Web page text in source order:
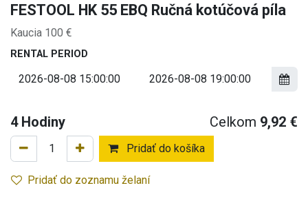
FESTOOL HK 55 EBQ Ručná kotúčová píla
Kaucia 100 €
RENTAL PERIOD
4 Hodiny Celkom 9,92 €
Pridať do košíka
Pridať do zoznamu želaní